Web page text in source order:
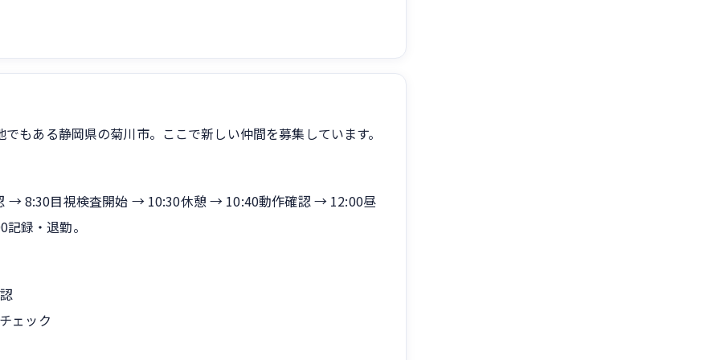
もある静岡県の菊川市。ここで新しい仲間を募集しています。
→ 8:30目視検査開始 → 10:30休憩 → 10:40動作確認 → 12:00昼
録・退勤。
ェック